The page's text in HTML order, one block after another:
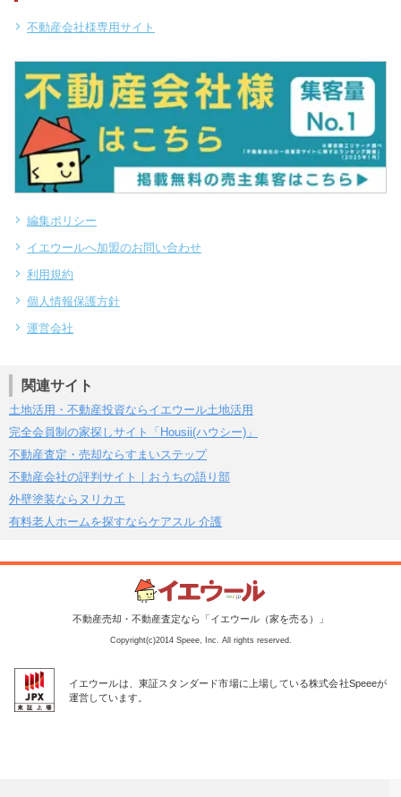
不動産会社様専用サイト
編集ポリシー
イエウールへ加盟のお問い合わせ
利用規約
個人情報保護方針
運営会社
関連サイト
土地活用・不動産投資ならイエウール土地活用
完全会員制の家探しサイト「Housii(ハウシー)」
不動産査定・売却ならすまいステップ
不動産会社の評判サイト｜おうちの語り部
外壁塗装ならヌリカエ
有料老人ホームを探すならケアスル 介護
不動産売却・不動産査定なら「イエウール（家を売る）」
Copyright(c)2014 Speee, Inc. All rights reserved.
イエウールは、東証スタンダード市場に上場している株式会社Speeeが
運営しています。